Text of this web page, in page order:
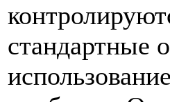
стандартные